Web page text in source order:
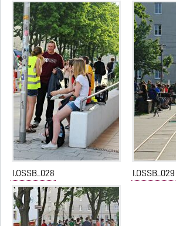
I.OSSB_028 I.OSSB_029